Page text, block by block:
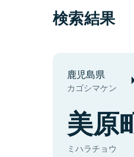
検索結果
鹿児島県
カゴシマケン
美原
ミハラチョウ